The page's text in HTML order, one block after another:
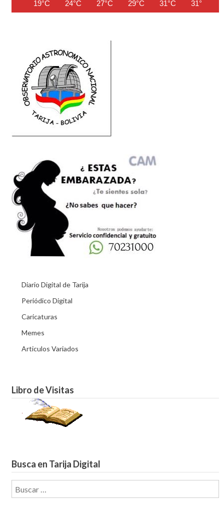
19°C 24°C 27°C 29°C 31°C 31°C
Diario Digital de Tarija
Periódico Digital
Caricaturas
Memes
Articulos Variados
Libro de Visitas
Busca en Tarija Digital
Buscar: